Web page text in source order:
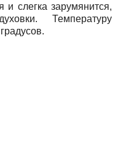
и слегка зарумянится,
Температуру